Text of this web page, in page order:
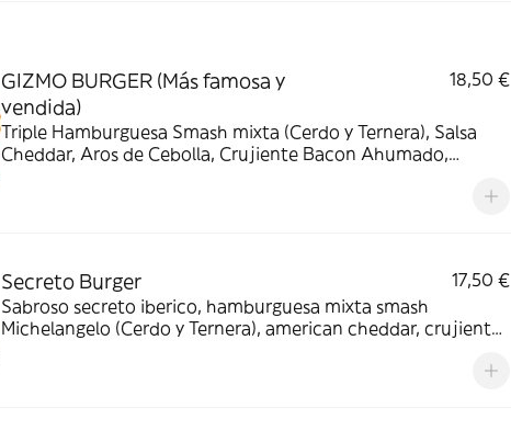
GIZMO BURGER (Más famosa y
vendida)
18,50 €
Triple Hamburguesa Smash mixta (Cerdo y Ternera), Salsa
Cheddar, Aros de Cebolla, Crujiente Bacon Ahumado,
Secreto Burger
17,50 €
Sabroso secreto iberico, hamburguesa mixta smash
Michelangelo (Cerdo y Ternera), american cheddar, crujientes